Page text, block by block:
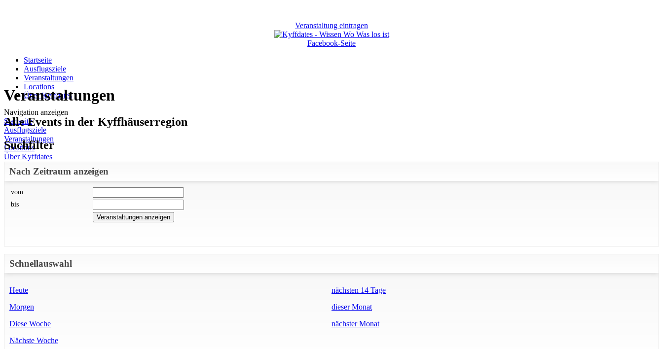
Veranstaltung eintragen
Facebook-Seite
Startseite
Ausflugsziele
Veranstaltungen
Locations
Über Kyffdates
Navigation anzeigen
Startseite
Ausflugsziele
Veranstaltungen
Locations
Über Kyffdates
Veranstaltungen
Alle Events in der Kyffhäuserregion
Suchfilter
Nach Zeitraum anzeigen
vom
bis
Schnellauswahl
Heute
Morgen
Diese Woche
Nächste Woche
nächsten 14 Tage
dieser Monat
nächster Monat